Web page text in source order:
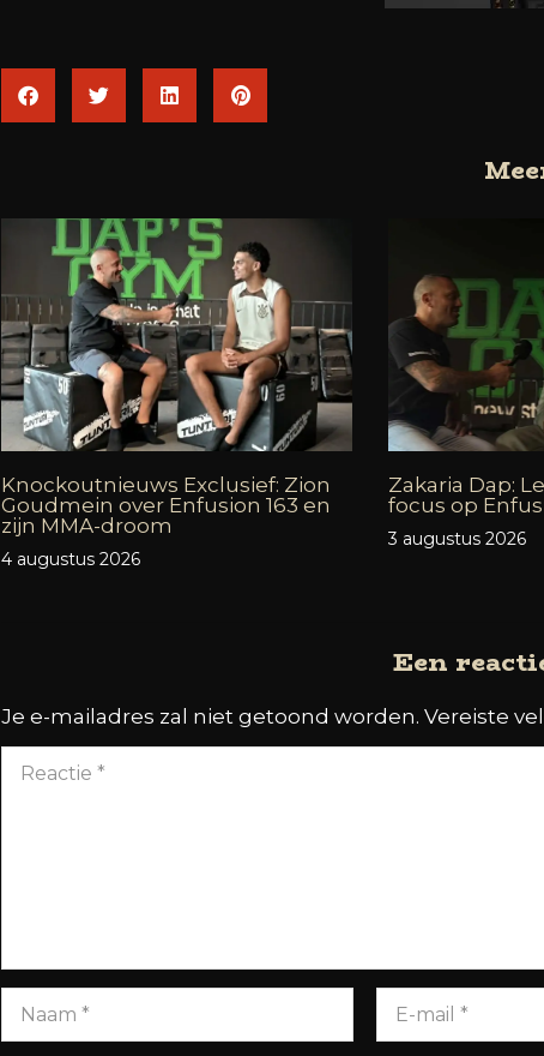
Knockoutnieuws Exclusief: Zion
Goudmein over Enfusion 163 en
zijn MMA-droom
4 augustus 2026
Zakaria Dap:
focus op
3 augustus 2026
Een
Je e-mailadres zal niet getoond worden. Vereiste